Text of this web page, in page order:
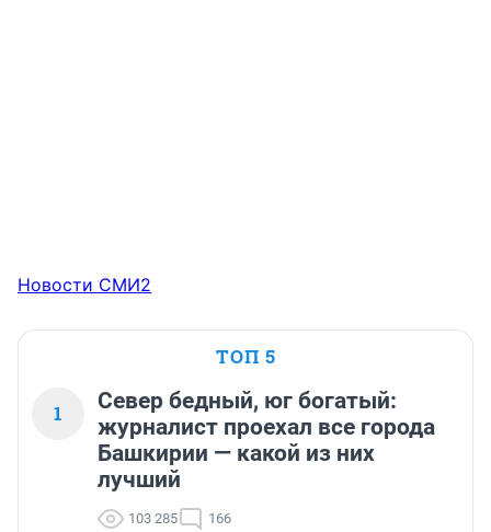
Новости СМИ2
ТОП 5
1
Север бедный, юг богатый:
журналист проехал все города
Башкирии — какой из них
лучший
103 285 166